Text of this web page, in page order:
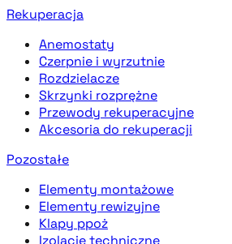
Rekuperacja
Anemostaty
Czerpnie i wyrzutnie
Rozdzielacze
Skrzynki rozprężne
Przewody rekuperacyjne
Akcesoria do rekuperacji
Pozostałe
Elementy montażowe
Elementy rewizyjne
Klapy ppoż
Izolacje techniczne